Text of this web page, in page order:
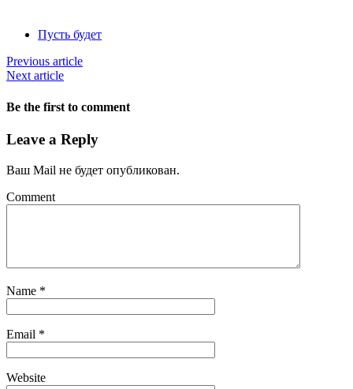
Пусть будет
Previous article
Next article
Be the first to comment
Leave a Reply
Ваш Mail не будет опубликован.
Comment
Name *
Email *
Website